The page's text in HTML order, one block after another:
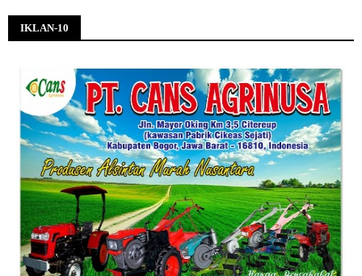
IKLAN-10